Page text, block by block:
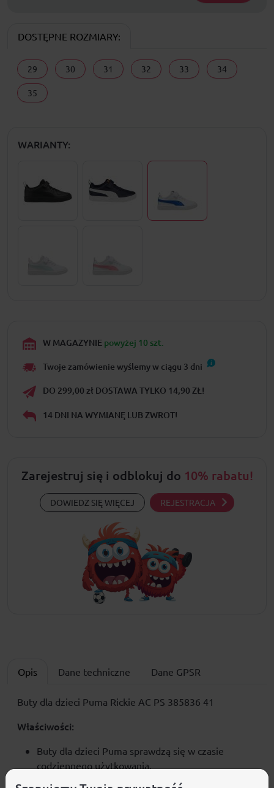
DOSTĘPNE ROZMIARY:
29 30 31 32 33 34
35
WARIANTY:
W MAGAZYNIE powyżej 10 szt.
Twoje zamówienie wyślemy w ciągu 3 dni
DO 299,00 zł DOSTAWA TYLKO 14,90 ZŁ!
14 DNI NA WYMIANĘ LUB ZWROT!
Zarejestruj się i odblokuj do 10% rabatu!
DOWIEDZ SIĘ WIĘCEJ REJESTRACJA
Opis Dane techniczne Dane GPSR
Buty dla dzieci Puma Rickie AC PS 385836 41
Właściwości:
Buty dla dzieci Puma sprawdzą się w czasie
codziennego użytkowania.
Konstrukcja ze skóry ekologicznej.